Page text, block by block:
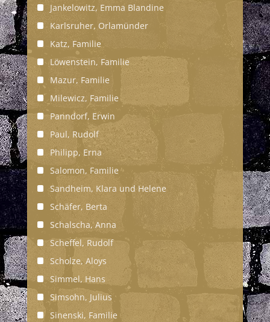
Jankelowitz, Emma Blandine
Karlsruher, Orlamünder
Katz, Familie
Löwenstein, Familie
Mazur, Familie
Milewicz, Familie
Panndorf, Erwin
Paul, Rudolf
Philipp, Erna
Salomon, Familie
Sandheim, Klara und Helene
Schäfer, Berta
Schalscha, Anna
Scheffel, Rudolf
Scholze, Aloys
Simmel, Hans
Simsohn, Julius
Sinenski, Familie